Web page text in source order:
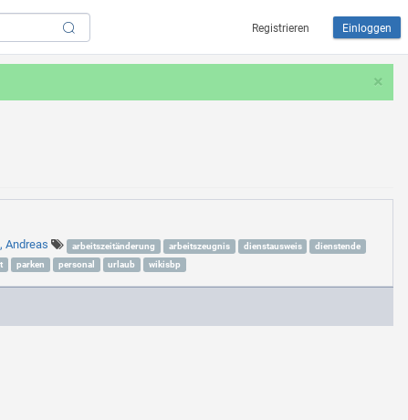
Registrieren Einloggen
×
Andreas arbeitszeitänderung arbeitszeugnis dienstausweis
dienstende
parken personal urlaub wikisbp